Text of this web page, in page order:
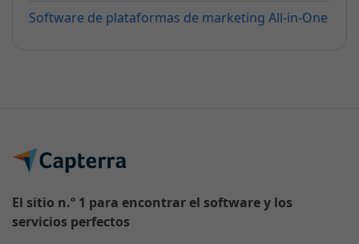
Software de plataformas de marketing All-in-One
El sitio n.º 1 para encontrar el software y los
servicios perfectos